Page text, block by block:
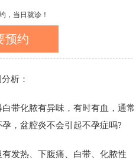
，当日就诊！
预约
析：
带化脓有异味，有时有血，通常
，盆腔炎不会引起不孕症吗?
发热、下腹痛、白带、化脓性